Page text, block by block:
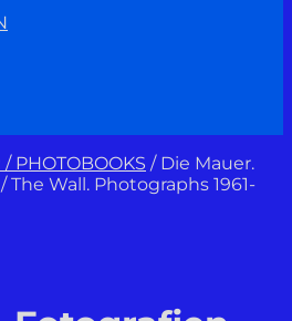
PHOTOBOOKS / Die Mauer.
The Wall. Photographs 1961-